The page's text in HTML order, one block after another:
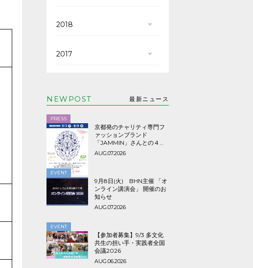
2018
2017
NEWPOST 最新ニュース
PRESS
京都発のチャリティ専門フ
ァッションブランド
「JAMMIN」さんとの４年
ぶり３回目のコラボTシャツ
AUG.07.2026
EVENT
9月8日(火) BHN主催 「オ
ンライン講演会」 開催のお
知らせ
AUG.07.2026
EVENT
【参加者募集】9/3 多文化
共生の担い手・実践者全国
会議2026
AUG.06.2026